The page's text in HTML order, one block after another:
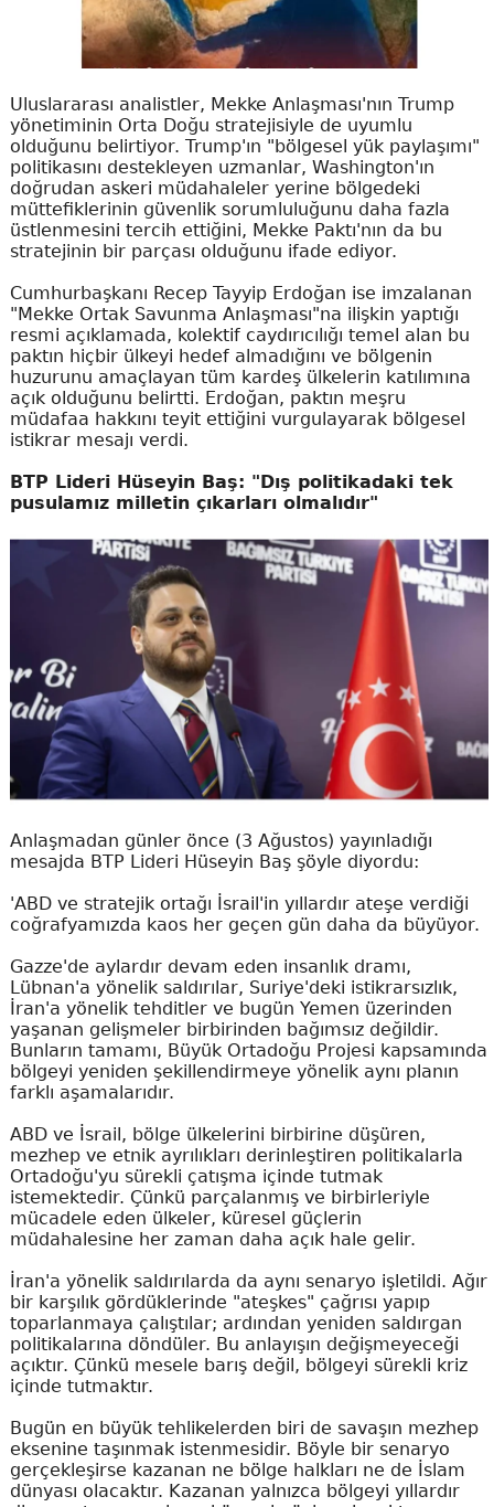
Uluslararası analistler, Mekke Anlaşması'nın Trump
yönetiminin Orta Doğu stratejisiyle de uyumlu
olduğunu belirtiyor. Trump'ın "bölgesel yük paylaşımı"
politikasını destekleyen uzmanlar, Washington'ın
doğrudan askeri müdahaleler yerine bölgedeki
müttefiklerinin güvenlik sorumluluğunu daha fazla
üstlenmesini tercih ettiğini, Mekke Paktı'nın da bu
stratejinin bir parçası olduğunu ifade ediyor.
Cumhurbaşkanı Recep Tayyip Erdoğan ise imzalanan
"Mekke Ortak Savunma Anlaşması"na ilişkin yaptığı
resmi açıklamada, kolektif caydırıcılığı temel alan bu
paktın hiçbir ülkeyi hedef almadığını ve bölgenin
huzurunu amaçlayan tüm kardeş ülkelerin katılımına
açık olduğunu belirtti. Erdoğan, paktın meşru
müdafaa hakkını teyit ettiğini vurgulayarak bölgesel
istikrar mesajı verdi.
BTP Lideri Hüseyin Baş: "Dış politikadaki tek
pusulamız milletin çıkarları olmalıdır"
Anlaşmadan günler önce (3 Ağustos) yayınladığı
mesajda BTP Lideri Hüseyin Baş şöyle diyordu:
'ABD ve stratejik ortağı İsrail'in yıllardır ateşe verdiği
coğrafyamızda kaos her geçen gün daha da büyüyor.
Gazze'de aylardır devam eden insanlık dramı,
Lübnan'a yönelik saldırılar, Suriye'deki istikrarsızlık,
İran'a yönelik tehditler ve bugün Yemen üzerinden
yaşanan gelişmeler birbirinden bağımsız değildir.
Bunların tamamı, Büyük Ortadoğu Projesi kapsamında
bölgeyi yeniden şekillendirmeye yönelik aynı planın
farklı aşamalarıdır.
ABD ve İsrail, bölge ülkelerini birbirine düşüren,
mezhep ve etnik ayrılıkları derinleştiren politikalarla
Ortadoğu'yu sürekli çatışma içinde tutmak
istemektedir. Çünkü parçalanmış ve birbirleriyle
mücadele eden ülkeler, küresel güçlerin
müdahalesine her zaman daha açık hale gelir.
İran'a yönelik saldırılarda da aynı senaryo işletildi. Ağır
bir karşılık gördüklerinde "ateşkes" çağrısı yapıp
toparlanmaya çalıştılar; ardından yeniden saldırgan
politikalarına döndüler. Bu anlayışın değişmeyeceği
açıktır. Çünkü mesele barış değil, bölgeyi sürekli kriz
içinde tutmaktır.
Bugün en büyük tehlikelerden biri de savaşın mezhep
eksenine taşınmak istenmesidir. Böyle bir senaryo
gerçekleşirse kazanan ne bölge halkları ne de İslam
dünyası olacaktır. Kazanan yalnızca bölgeyi yıllardır